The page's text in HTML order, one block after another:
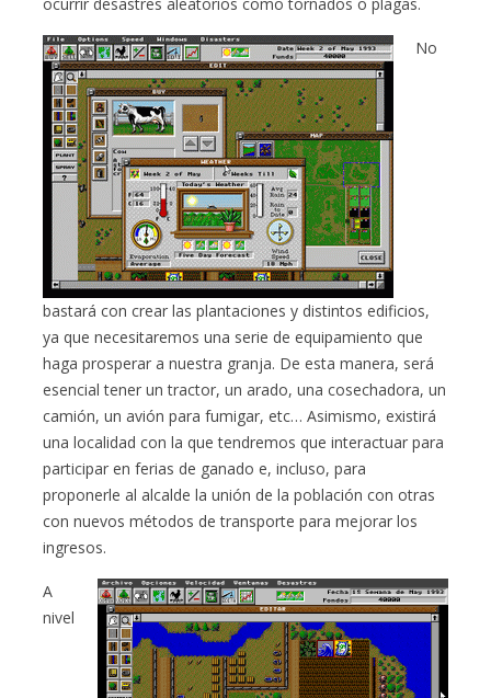
No
bastará con crear las plantaciones y distintos edificios,
ya que necesitaremos una serie de equipamiento que
haga prosperar a nuestra granja. De esta manera, será
esencial tener un tractor, un arado, una cosechadora, un
camión, un avión para fumigar, etc… Asimismo, existirá
una localidad con la que tendremos que interactuar para
participar en ferias de ganado e, incluso, para
proponerle al alcalde la unión de la población con otras
con nuevos métodos de transporte para mejorar los
ingresos.
A
nivel